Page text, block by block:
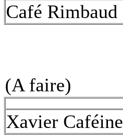
Café Rimbaud
(A faire)
Xavier Caféine